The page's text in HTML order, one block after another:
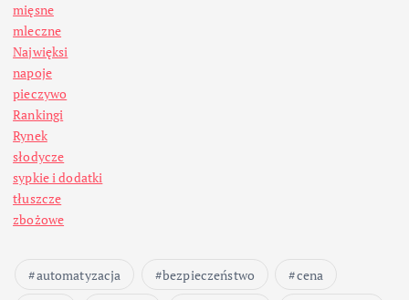
mięsne
mleczne
Najwięksi
napoje
pieczywo
Rankingi
Rynek
słodycze
sypkie i dodatki
tłuszcze
zbożowe
automatyzacja bezpieczeństwo
cena